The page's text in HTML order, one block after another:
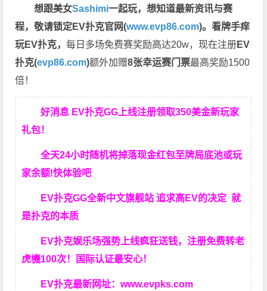
想跟美女Sashimi一起玩，想知道最新资讯与赛
程，敬请锁定EV扑克官网(www.evp86.com)。看牌手痒
玩EV扑克，每日多场免费赛奖励高达20w，现在注册EV
扑克(evp86.com)额外加赠8张幸运赛门票最高奖励1500
倍！
好消息 EV扑克GG上线注册领取350美金新玩家
礼包！
全天24小时随机将掉落现金红包至牌局底池或玩
家余额!快体验吧
EV扑克GG全新中文旗舰站 追求高EV的决定就
是扑克的本质
EV扑克娱乐场强势上线疯狂送钱，注册免费转老
虎機100次！国际认证最安心！
EV扑克最新网址：www.evpks.com